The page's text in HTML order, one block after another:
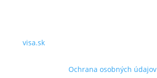
visa.sk
Ochrana osobných údajov